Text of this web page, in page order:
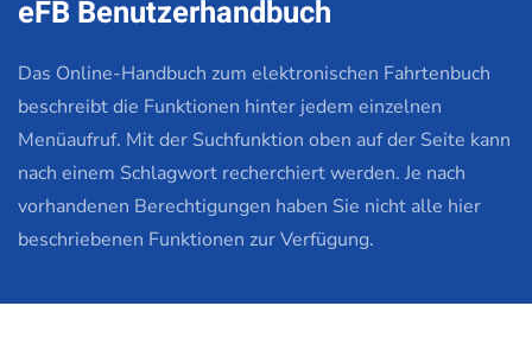
eFB Benutzerhandbuch
Das Online-Handbuch zum elektronischen Fahrtenbuch
beschreibt die Funktionen hinter jedem einzelnen
Menüaufruf. Mit der Suchfunktion oben auf der Seite kann
nach einem Schlagwort recherchiert werden. Je nach
vorhandenen Berechtigungen haben Sie nicht alle hier
beschriebenen Funktionen zur Verfügung.